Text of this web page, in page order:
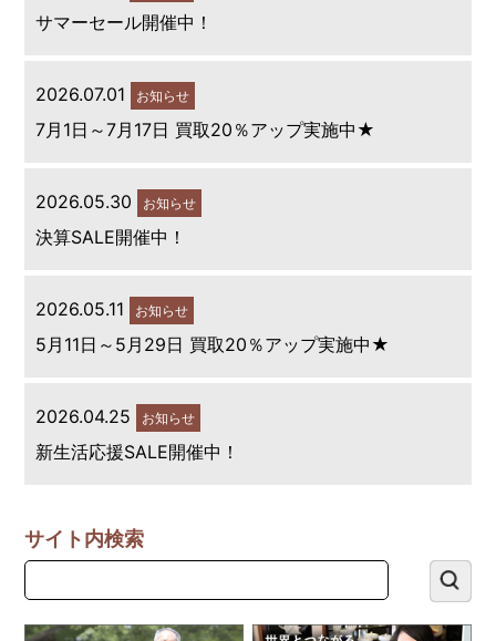
サマーセール開催中！
2026.07.01 お知らせ
7月1日～7月17日 買取20％アップ実施中★
2026.05.30 お知らせ
決算SALE開催中！
2026.05.11 お知らせ
5月11日～5月29日 買取20％アップ実施中★
2026.04.25 お知らせ
新生活応援SALE開催中！
サイト内検索